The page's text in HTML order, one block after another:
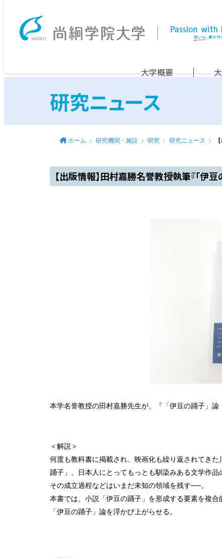
大学概要
研究ニュース
ホーム 研究機関・施設 研究 研究ニュース
【出版情報】田村嘉勝名誉教授執筆『「
本学名誉教授の田村嘉勝先生が、『「伊豆の踊子」
＜解説＞
何度も教科書に掲載され、映画化も繰り返されてき
踊子」。日本人にとってもっとも馴染みある文学作品
その成立過程などはいまだ未知の領域を残す──。
本書では、小説「伊豆の踊子」を形成する要素を複合
「伊豆の踊子」論を浮かび上がらせる。